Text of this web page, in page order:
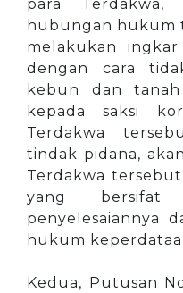
para
hubungan hukum
melakukan
dengan cara
kebun dan
kepada saksi
Terdakwa
tindak pidana,
Terdakwa
yang bersifat
penyelesaiannya
hukum
Kedua, Putusan